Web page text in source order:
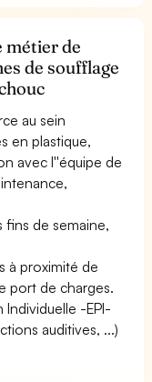
métier de
de soufflage
au sein
en plastique,
avec l''équipe de
fins de semaine,
à proximité de
port de charges.
-EPI-
auditives, ...)